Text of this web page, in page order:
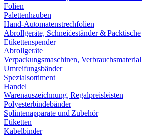
Folien
Palettenhauben
Hand-Automatenstrechfolien
Abrollgeräte, Schneideständer & Packtische
Etikettenspender
Abrollgeräte
Verpackungsmaschinen, Verbrauchsmaterial
Umreifungsbänder
Spezialsortiment
Handel
Warenauszeichnung, Regalpreisleisten
Polyesterbindebänder
Splintenapparate und Zubehör
Etiketten
Kabelbinder